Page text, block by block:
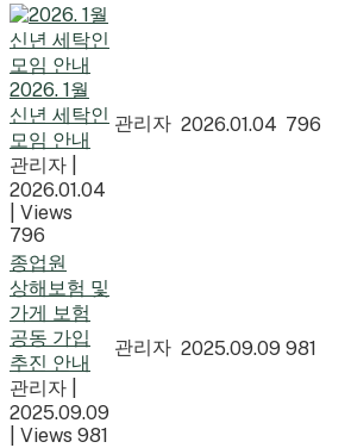
2026. 1월
신년 세탁인
모임 안내
관리자
2026.01.04
Views
796
관리자 2026.01.04 796
종업원
상해보험 및
가게 보험
공동 가입
추진 안내
관리자
2025.09.09
Views 981
관리자 2025.09.09 981